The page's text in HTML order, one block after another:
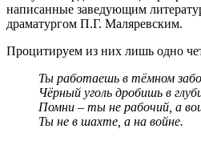
написанные заведующим
драматургом П.Г. Маляревским.
Процитируем из них лишь одно
Ты работаешь в тёмном
Чёрный уголь дробишь в
Помни – ты не рабочий, а
Ты не в шахте, а на войне.